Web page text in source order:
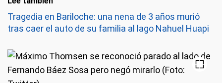
Tragedia en Bariloche: una nena de 3 años murió
tras caer el auto de su familia al lago Nahuel Huapi